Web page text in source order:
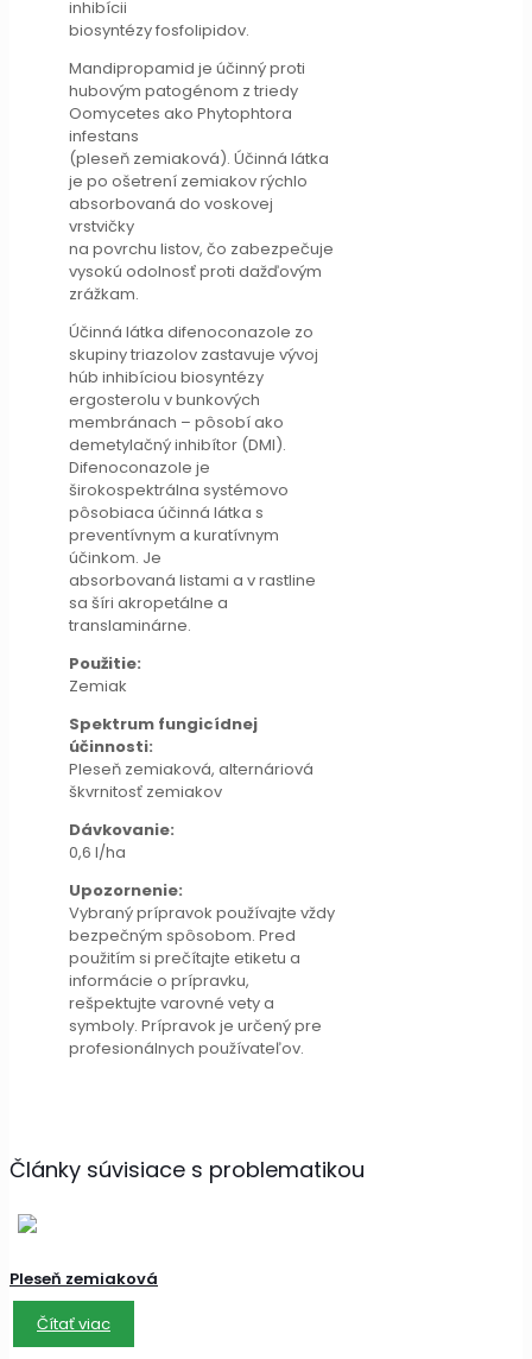
inhibícii
biosyntézy fosfolipidov.
Mandipropamid je účinný proti
hubovým patogénom z triedy
Oomycetes ako Phytophtora
infestans
(pleseň zemiaková). Účinná látka
je po ošetrení zemiakov rýchlo
absorbovaná do voskovej
vrstvičky
na povrchu listov, čo zabezpečuje
vysokú odolnosť proti dažďovým
zrážkam.
Účinná látka difenoconazole zo
skupiny triazolov zastavuje vývoj
húb inhibíciou biosyntézy
ergosterolu v bunkových
membránach – pôsobí ako
demetylačný inhibítor (DMI).
Difenoconazole je
širokospektrálna systémovo
pôsobiaca účinná látka s
preventívnym a kuratívnym
účinkom. Je
absorbovaná listami a v rastline
sa šíri akropetálne a
translaminárne.
Použitie:
Zemiak
Spektrum fungicídnej
účinnosti:
Pleseň zemiaková, alternáriová
škvrnitosť zemiakov
Dávkovanie:
0,6 l/ha
Upozornenie:
Vybraný prípravok používajte vždy
bezpečným spôsobom. Pred
použitím si prečítajte etiketu a
informácie o prípravku,
rešpektujte varovné vety a
symboly. Prípravok je určený pre
profesionálnych používateľov.
Články súvisiace s problematikou
Pleseň zemiaková
Čítať viac